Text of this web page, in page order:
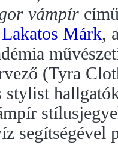
vámpír
Lakatos Márk,
(Tyra
stylist
segítségével